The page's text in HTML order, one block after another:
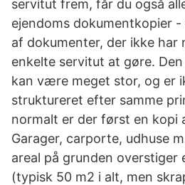
servitut frem, får du også
ejendoms dokumentkopier
af dokumenter, der ikke har
enkelte servitut at gøre.
kan være meget stor, og er
struktureret efter samme
normalt er der først en kopi
Garager, carporte, udhuse
areal på grunden overstiger
(typisk 50 m2 i alt, men